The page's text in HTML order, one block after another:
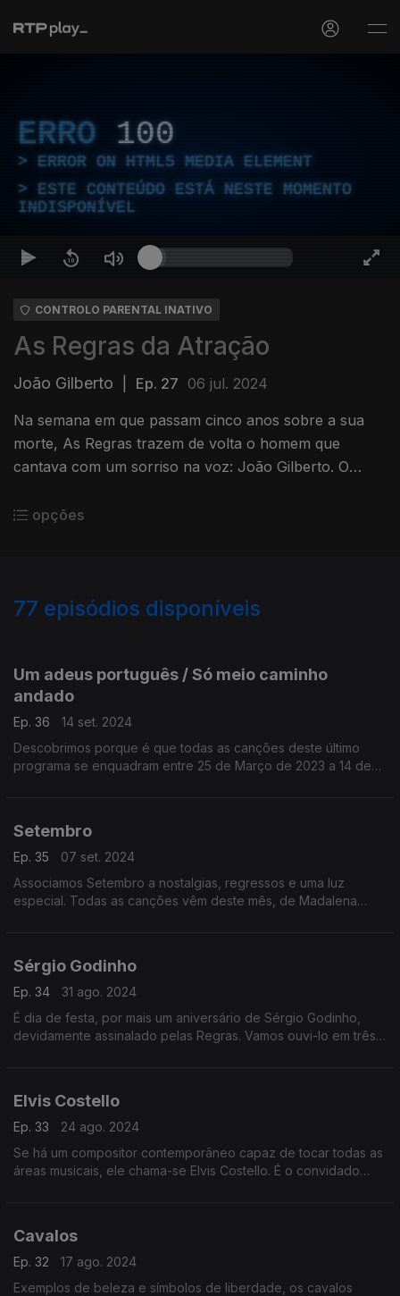
ERRO 100
ERROR ON HTML5 MEDIA ELEMENT
ESTE CONTEÚDO ESTÁ NESTE MOMENTO
INDISPONÍVEL
CONTROLO PARENTAL INATIVO
As Regras da Atração
João Gilberto Ep. 27 06 jul. 2024
Na semana em que passam cinco anos sobre a sua
morte, As Regras trazem de volta o homem que
cantava com um sorriso na voz: João Gilberto. O
sem baixar da eternidade.
opções
77 episódios disponíveis
Um adeus português / Só meio caminho
andado
Ep. 36
14 set. 2024
Descobrimos porque é que todas as canções deste último
programa se enquadram entre 25 de Março de 2023 a 14 de
Setembro
Ep. 35
07 set. 2024
Associamos Setembro a nostalgias, regressos e uma luz
especial. Todas as canções vêm deste mês, de Madalena
Sérgio Godinho
Ep. 34
31 ago. 2024
É dia de festa, por mais um aniversário de Sérgio Godinho,
devidamente assinalado pelas Regras. Vamos ouvi-lo em três
Elvis Costello
Ep. 33
24 ago. 2024
Se há um compositor contemporâneo capaz de tocar todas as
áreas musicais, ele chama-se Elvis Costello. É o convidado
Cavalos
Ep. 32
17 ago. 2024
Exemplos de beleza e símbolos de liberdade, os cavalos